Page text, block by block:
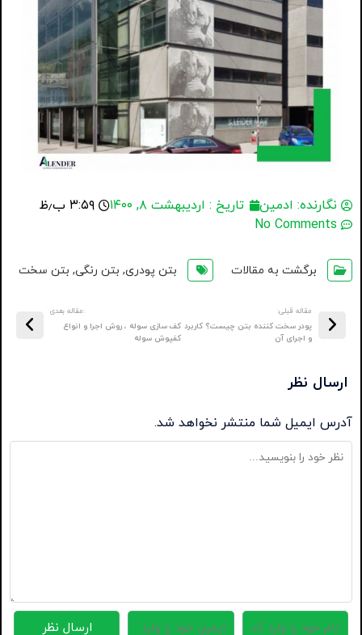
نگارنده: ادمین تاریخ : اردیبهشت ۸, ۱۴۰۰
۳:۵۹ ب٫ظ
No Comments
برگشت به مقالات بتن پودری, بتن رنگی, بتن سخت
مقاله قبلی:
پودر سخت کننده بتن چیست؟ کاربرد
و اجرای آن
:مقاله بعدی
کف سازی سوله ، روش اجرا و انواع
کفپوش سوله
ارسال نظر
آدرس ایمیل شما منتشر نخواهد شد.